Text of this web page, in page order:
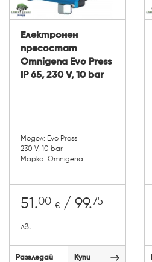
Електронен
пресостат
Omnigena Evo Press
IP 65, 230 V, 10 bar
Модел: Evo Press
230 V, 10 bar
Марка: Omnigena
51.00 € / 99.75
лв.
Разгледай Купи